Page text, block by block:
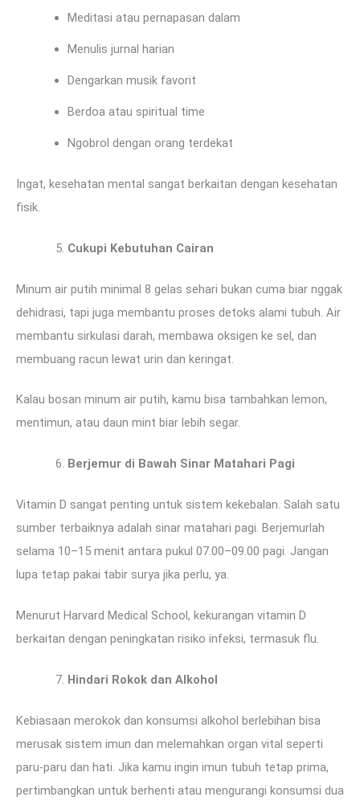
Meditasi atau pernapasan dalam
Menulis jurnal harian
Dengarkan musik favorit
Berdoa atau spiritual time
Ngobrol dengan orang terdekat
Ingat, kesehatan mental sangat berkaitan dengan kesehatan
fisik.
Cukupi Kebutuhan Cairan
Minum air putih minimal 8 gelas sehari bukan cuma biar nggak
dehidrasi, tapi juga membantu proses detoks alami tubuh. Air
membantu sirkulasi darah, membawa oksigen ke sel, dan
membuang racun lewat urin dan keringat.
Kalau bosan minum air putih, kamu bisa tambahkan lemon,
mentimun, atau daun mint biar lebih segar.
Berjemur di Bawah Sinar Matahari Pagi
Vitamin D sangat penting untuk sistem kekebalan. Salah satu
sumber terbaiknya adalah sinar matahari pagi. Berjemurlah
selama 10–15 menit antara pukul 07.00–09.00 pagi. Jangan
lupa tetap pakai tabir surya jika perlu, ya.
Menurut Harvard Medical School, kekurangan vitamin D
berkaitan dengan peningkatan risiko infeksi, termasuk flu.
Hindari Rokok dan Alkohol
Kebiasaan merokok dan konsumsi alkohol berlebihan bisa
merusak sistem imun dan melemahkan organ vital seperti
paru-paru dan hati. Jika kamu ingin imun tubuh tetap prima,
pertimbangkan untuk berhenti atau mengurangi konsumsi dua